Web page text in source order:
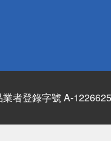
業者登錄字號 A-